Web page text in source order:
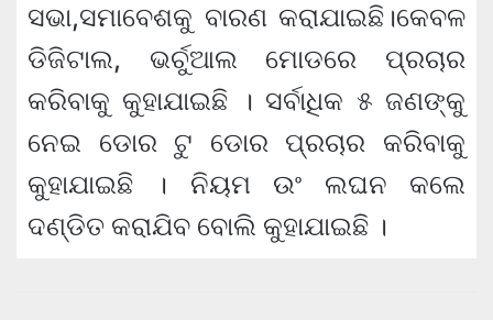
ସଭା,ସମାବେଶକୁ ବାରଣ କରାଯାଇଛି।କେବଳ
ଡିଜିଟାଲ, ଭର୍ଚୁଆଲ ମୋଡରେ ପ୍ରଚାର
କରିବାକୁ କୁହାଯାଇଛି । ସର୍ବାଧିକ ୫ ଜଣଙ୍କୁ
ନେଇ ଡୋର ଟୁ ଡୋର ପ୍ରଚାର କରିବାକୁ
କୁହାଯାଇଛି । ନିୟମ ଉଂ ଲଘନ କଲେ
ଦଣ୍ଡିତ କରାଯିବ ବୋଲି କୁହାଯାଇଛି ।